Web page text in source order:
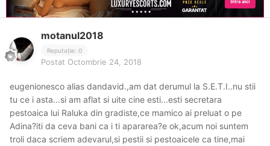
motanul2018
Reputație: 0
Postat Octombrie 24, 2018
eugenionesco alias dandavid.,am dat derumul la S.E.T.I..nu stii
tu ce i asta...si am aflat si uite cine esti...esti secretara
pestoaica lui Raluka din gradiste,ce mamico ai preluat o pe
Adina?iti da ceva bani ca i ti apararea?e ok,acum noi suntem
troli daca scriem adevarul,si pestii si pestoaicele ca tine,mai